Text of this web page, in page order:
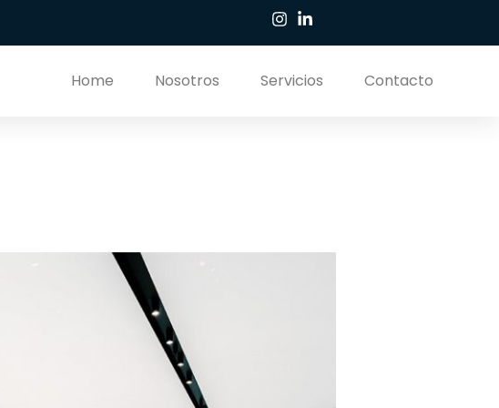
Home Nosotros Servicios Contacto